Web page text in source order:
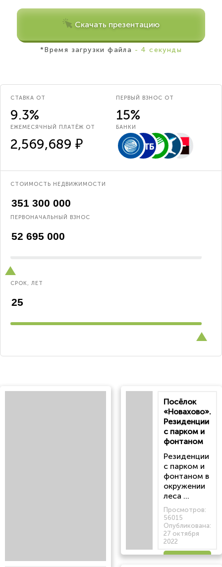
Скачать презентацию
*Время загрузки файла - 4 секунды
СТАВКА ОТ
9.3%
ПЕРВЫЙ ВЗНОС ОТ
15%
ЕЖЕМЕСЯЧНЫЙ ПЛАТЁЖ ОТ
2,569,689 ₽
БАНКИ
СТОИМОСТЬ НЕДВИЖИМОСТИ
ПЕРВОНАЧАЛЬНЫЙ ВЗНОС
СРОК, ЛЕТ
Посёлок
«Новахово».
Резиденции
с парком и
фонтаном
Резиденции
с парком и
фонтаном в
окружении
леса ...
Просмотров:
56015
Опубликована:
27 октября
2022